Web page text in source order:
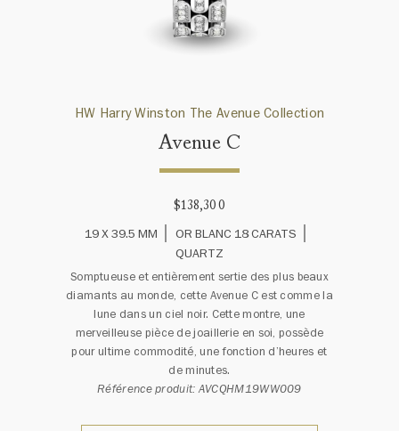
HW Harry Winston The Avenue Collection
Avenue C
$138,300
19 X 39.5 MM
OR BLANC 18 CARATS
QUARTZ
Somptueuse et entièrement sertie des plus beaux
diamants au monde, cette Avenue C est comme la
lune dans un ciel noir. Cette montre, une
merveilleuse pièce de joaillerie en soi, possède
pour ultime commodité, une fonction d’heures et
de minutes.
Référence produit: AVCQHM19WW009